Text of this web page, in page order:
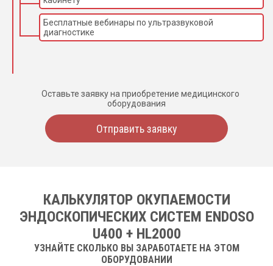
Бесплатные вебинары по ультразвуковой
диагностике
Оставьте заявку на приобретение медицинского
оборудования
Отправить заявку
КАЛЬКУЛЯТОР ОКУПАЕМОСТИ
ЭНДОСКОПИЧЕСКИХ СИСТЕМ ENDOSO
U400 + HL2000
УЗНАЙТЕ СКОЛЬКО ВЫ ЗАРАБОТАЕТЕ НА ЭТОМ
ОБОРУДОВАНИИ